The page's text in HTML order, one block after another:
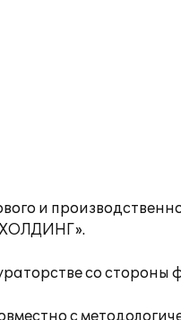
и
ХОЛДИНГ».
со стороны
с